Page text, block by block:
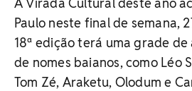
Paulo neste final de semana,
18ª edição terá uma grade
de nomes baianos, como Léo
Tom Zé, Araketu, Olodum e